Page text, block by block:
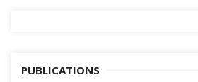
PUBLICATIONS